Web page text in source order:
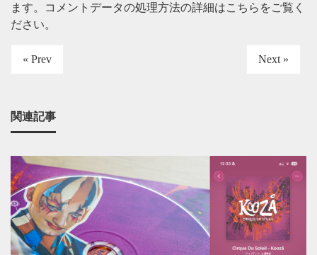
ます。
コメントデータの処理方法の詳細はこちらをご覧く
ださい。
« Prev Next »
関連記事